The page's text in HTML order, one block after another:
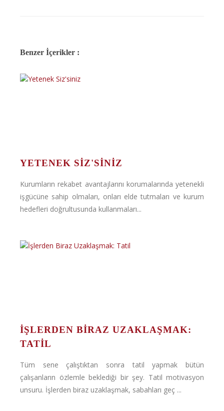
Benzer İçerikler :
YETENEK SIZ'SINIZ
Kurumların rekabet avantajlarını korumalarında yetenekli
işgücüne sahip olmaları, onları elde tutmaları ve kurum
hedefleri doğrultusunda kullanmaları...
İŞLERDEN BIRAZ UZAKLAŞMAK:
TATIL
Tüm sene çalıştıktan sonra tatil yapmak bütün
çalışanların özlemle beklediği bir şey. Tatil motivasyon
unsuru. İşlerden biraz uzaklaşmak, sabahları geç ...